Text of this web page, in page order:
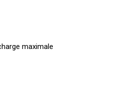
maximale